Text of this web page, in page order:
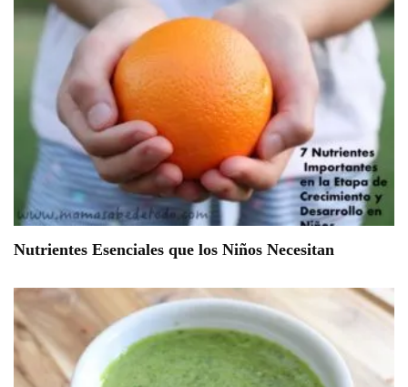
Nutrientes Esenciales que los Niños Necesitan